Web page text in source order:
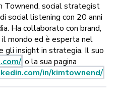
Townend, social strategist
social listening con 20 anni
Ha collaborato con brand,
mondo ed è esperta nel
gli insight in strategia. Il suo
o la sua pagina
in/kimtownend/